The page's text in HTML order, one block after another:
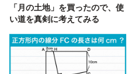
「月の土地」を買ったので、使
い道を真剣に考えてみる